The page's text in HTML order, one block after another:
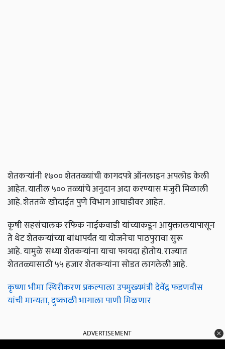
शेतकऱ्यांनी १७०० शेततळ्यांची कागदपत्रे ऑनलाइन अपलोड केली
आहेत. यातील ५०० तळ्यांचे अनुदान अदा करण्यास मंजुरी मिळाली
आहे. शेततळे खोदाईत पुणे विभाग आघाडीवर आहेत.
कृषी सहसंचालक रफिक नाईकवाडी यांच्याकडून आयुक्तालयापासून
ते थेट शेतकऱ्यांच्या बांधापर्यंत या योजनेचा पाठपुरावा सुरू
आहे. यामुळे सध्या शेतकऱ्यांना याचा फायदा होतोय. राज्यात
शेततळ्यासाठी ५५ हजार शेतकऱ्यांना सोडत लागलेली आहे.
कृष्णा भीमा स्थिरीकरण प्रकल्पाला उपमुख्यमंत्री देवेंद्र फडणवीस
यांची मान्यता, दुष्काळी भागाला पाणी मिळणार